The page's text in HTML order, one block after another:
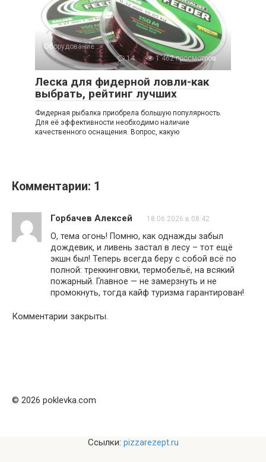
Оборудование
14
1 462 просмотров
Леска для фидерной ловли-как
выбрать, рейтинг лучших
Фидерная рыбалка приобрела большую популярность.
Для её эффективности необходимо наличие
качественного оснащения. Вопрос, какую
Комментарии: 1
Горбачев Алексей 18.06.2026 в 08:42
О, тема огонь! Помню, как однажды забыл
дождевик, и ливень застал в лесу – тот ещё
экшн был! Теперь всегда беру с собой всё по
полной: треккинговки, термобельё, на всякий
пожарный. Главное — не замерзнуть и не
промокнуть, тогда кайф туризма гарантирован!
Комментарии закрыты.
© 2026 poklevka.com
Ссылки: pizzarezept.ru